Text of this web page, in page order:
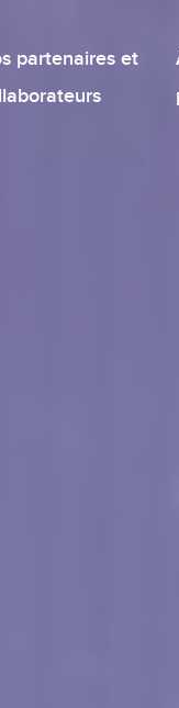
partenaires et